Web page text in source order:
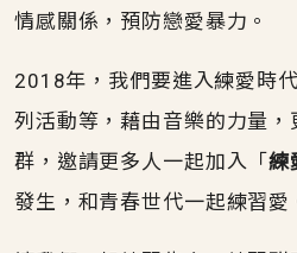
情感關係，預防戀愛暴力。
2018年，我們要進入練愛時
列活動等，藉由音樂的力量
群，邀請更多人一起加入「練
發生，和青春世代一起練習愛